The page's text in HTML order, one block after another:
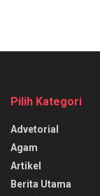
Pilih Kategori
Advetorial
Agam
Artikel
Berita Utama